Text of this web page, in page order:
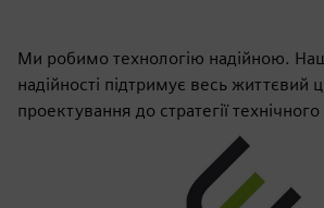
Ми робимо технологію надійною.
надійності підтримує весь життєвий
проектування до стратегії